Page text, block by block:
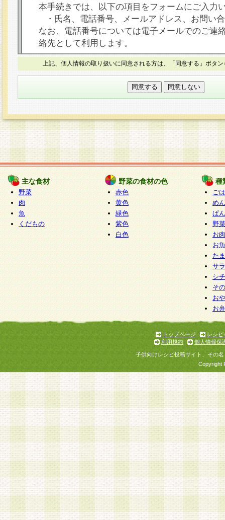
本手続きでは、以下の項目をフォームにご入力
・氏名、電話番号、メールアドレス、お問い
なお、電話番号については電子メールでのご連
絡先として利用します。
○本人が容易に認識できない方法による個人情報
本フォームでは、セッション管理のためCookie
○個人情報の第三者提供について
力いただく個人情報は第三者に提供しません。
○個人情報の委託について
個人情報の取り扱いを外部に委託する場合は、
情報管理基準を満たす企業を選定して委託を行
が行われるよう監督します。
○開示対象個人情報の開示等および問い合わせ窓口
本人からの求めにより、当社が本件により取得
報の利用目的の通知・開示・内容の訂正・追加
停止・消去及び第三者への提供の禁止（以下、
といいます。）に応じます。
開示等に応じる窓口は以下になります。
ぱくすく食堂個人情報お客様相談窓口 paku-
m
個人情報を与えることは任意ですが、個人情報
意をいただけない場合には、当社のサービスの
お問い合わせ・ご相談への対応ができない場合
上記、個人情報の取り扱いに同意される方は、「同意する」ボタ
主な食材
野菜
肉
魚
くだもの
野菜の食材の色
赤色
黄色
緑色
紫色
白色
種
ご
めん
ぱん
野
お
お
た
サ
シ
そ
お
お
トップページ
レシピ
利用規約
個人情報保
子供向けレシピ投稿サイト、その
Copyright